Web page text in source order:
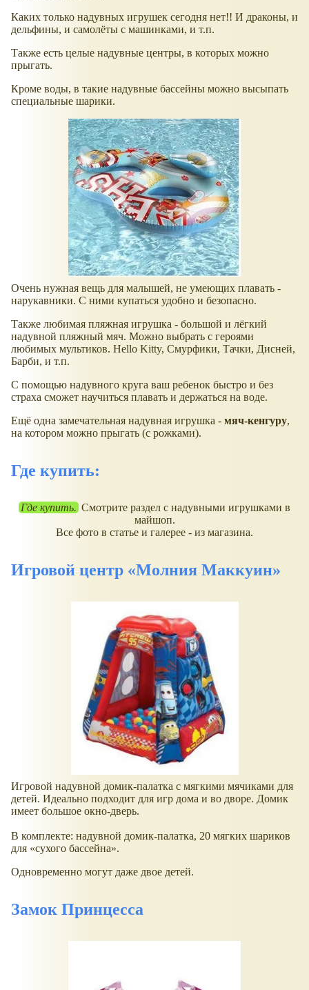
Каких только надувных игрушек сегодня нет!! И драконы, и
дельфины, и самолёты с машинками, и т.п.
Также есть целые надувные центры, в которых можно
прыгать.
Кроме воды, в такие надувные бассейны можно высыпать
специальные шарики.
Очень нужная вещь для малышей, не умеющих плавать -
нарукавники. С ними купаться удобно и безопасно.
Также любимая пляжная игрушка - большой и лёгкий
надувной пляжный мяч. Можно выбрать с героями
любимых мультиков. Hello Kitty, Смурфики, Тачки, Дисней,
Барби, и т.п.
С помощью надувного круга ваш ребенок быстро и без
страха сможет научиться плавать и держаться на воде.
Ещё одна замечательная надувная игрушка - мяч-кенгуру,
на котором можно прыгать (с рожками).
Где купить:
Где купить. Смотрите раздел с надувными игрушками в
майшоп.
Все фото в статье и галерее - из магазина.
Игровой центр Молния Маккуин
Игровой надувной домик-палатка с мягкими мячиками для
детей. Идеально подходит для игр дома и во дворе. Домик
имеет большое окно-дверь.
В комплекте: надувной домик-палатка, 20 мягких шариков
для
сухого бассейна .
Одновременно могут даже двое детей.
Замок Принцесса